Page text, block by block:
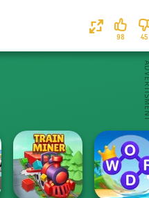
45
98